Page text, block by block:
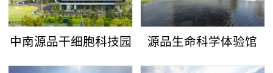
中南源品干细胞科技园 源品生命科学体验馆